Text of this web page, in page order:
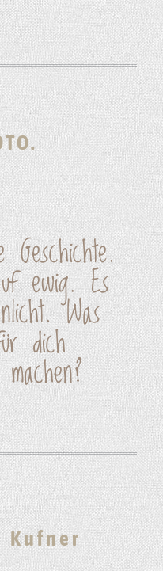
ewig. Es
Was
dich
Kufner